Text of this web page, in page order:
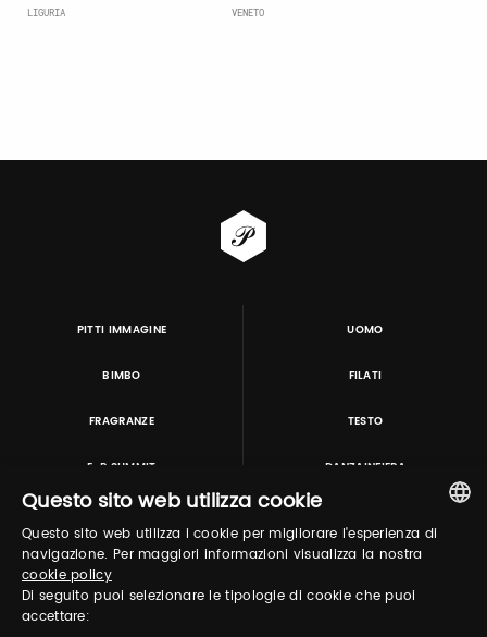
LIGURIA VENETO
PITTI IMMAGINE UOMO
BIMBO FILATI
FRAGRANZE TESTO
E-P SUMMIT DANZAINFIERA
TUTORING & CONSULTING
ITALIAN
Questo sito web utilizza cookie
Questo sito web utilizza i cookie per migliorare l'esperienza di
navigazione. Per maggiori informazioni visualizza la nostra
cookie policy
Di seguito puoi selezionare le tipologie di cookie che puoi
accettare: